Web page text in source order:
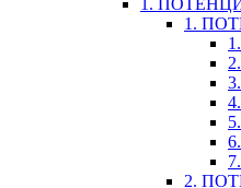
1.
1.
2.